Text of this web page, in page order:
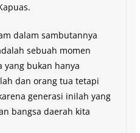
dalam sambutannya
sebuah momen
bukan hanya
dan orang tua tetapi
generasi inilah yang
bangsa daerah kita